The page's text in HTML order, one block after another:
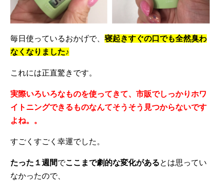
毎日使っているおかげで、 寝起きすぐの口でも全然臭わ
なくなりました♪
これには正直驚きです。
実際いろいろなものを使ってきて、市販でしっかりホワ
イトニングできるものなんてそうそう見つからないです
よね。。
すごくすごく幸運でした。
たった１週間でここまで劇的な変化があるとは思ってい
なかったので、